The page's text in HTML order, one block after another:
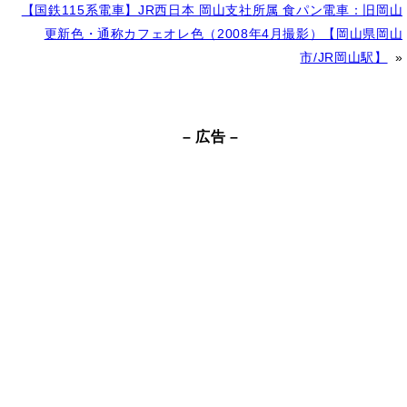
【国鉄115系電車】JR西日本 岡山支社所属 食パン電車：旧岡山
更新色・通称カフェオレ色（2008年4月撮影）【岡山県岡山
市/JR岡山駅】
»
– 広告 –